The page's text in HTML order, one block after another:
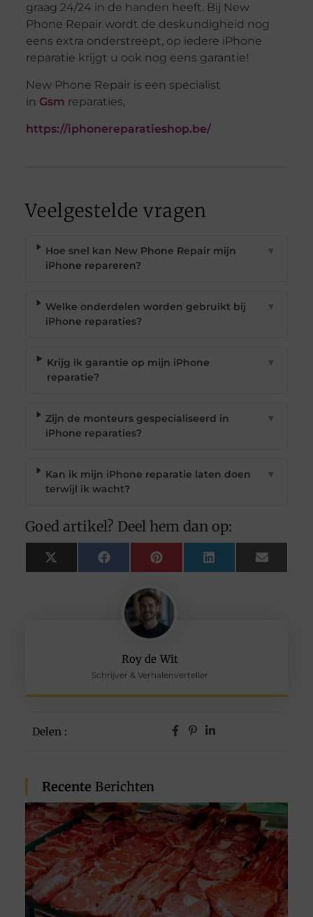
Roy de Wit
Schrijver & Verhalenverteller
Delen :
Recente Berichten
graag 24/24 in de handen heeft. Bij New
Phone Repair wordt de deskundigheid nog
eens extra onderstreept, op iedere iPhone
reparatie krijgt u ook nog eens garantie!
New Phone Repair is een specialist
in Gsm reparaties,
https://iphonereparatieshop.be/
Veelgestelde vragen
Hoe snel kan New Phone Repair mijn
iPhone repareren?
▼
Welke onderdelen worden gebruikt bij
iPhone reparaties?
▼
Krijg ik garantie op mijn iPhone
reparatie?
▼
Zijn de monteurs gespecialiseerd in
iPhone reparaties?
▼
Kan ik mijn iPhone reparatie laten doen
terwijl ik wacht?
▼
Goed artikel? Deel hem dan op:
X
(Twitter)
FacebookPinterest LinkedIn Email